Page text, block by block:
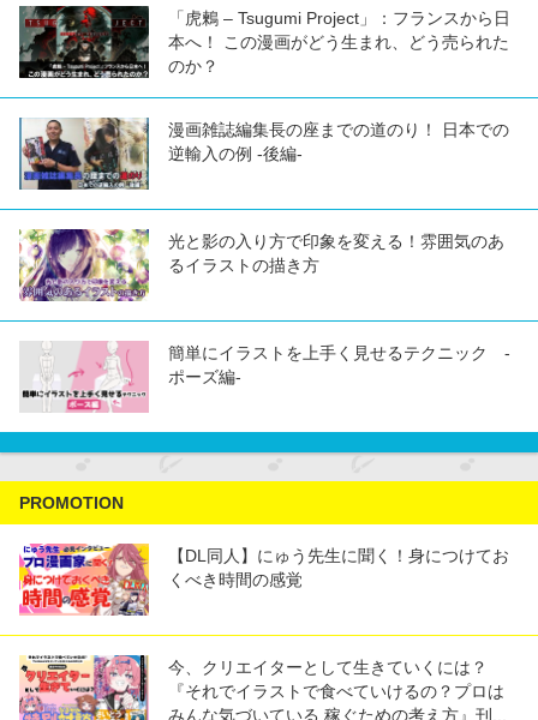
「虎鶫 – Tsugumi Project」：フランスから日
本へ！ この漫画がどう生まれ、どう売られた
のか？
漫画雑誌編集長の座までの道のり！ 日本での
逆輸入の例 -後編-
光と影の入り方で印象を変える！雰囲気のあ
るイラストの描き方
簡単にイラストを上手く見せるテクニック -
ポーズ編-
PROMOTION
【DL同人】にゅう先生に聞く！身につけてお
くべき時間の感覚
今、クリエイターとして生きていくには？
『それでイラストで食べていけるの？プロは
みんな気づいている 稼ぐための考え方』刊...